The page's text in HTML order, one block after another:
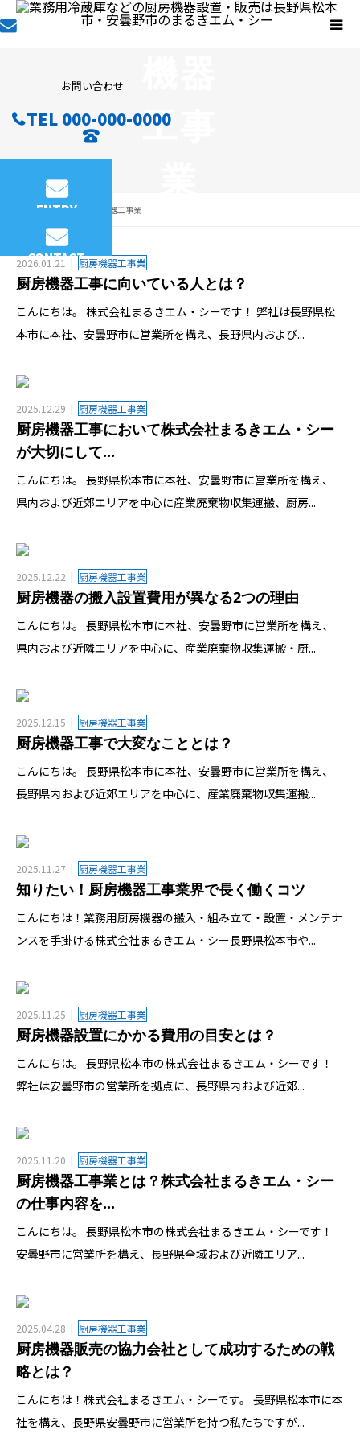
お問い合わせ
TEL 000-000-0000
ENTRY
CONTACT
厨房
工事
コラム 厨房機器工事業
2026.01.21 厨房機器工事業
厨房機器工事に向いている人とは？
こんにちは。 株式会社まるきエム・シーです！ 弊社は長野県松
本市に本社、安曇野市に営業所を構え、長野県内および...
2025.12.29 厨房機器工事業
厨房機器工事において株式会社まるきエム・シー
が大切にして...
こんにちは。 長野県松本市に本社、安曇野市に営業所を構え、
県内および近郊エリアを中心に産業廃棄物収集運搬、厨房...
2025.12.22 厨房機器工事業
厨房機器の搬入設置費用が異なる2つの理由
こんにちは。 長野県松本市に本社、安曇野市に営業所を構え、
県内および近隣エリアを中心に、産業廃棄物収集運搬・厨...
2025.12.15 厨房機器工事業
厨房機器工事で大変なこととは？
こんにちは。 長野県松本市に本社、安曇野市に営業所を構え、
長野県内および近郊エリアを中心に、産業廃棄物収集運搬...
2025.11.27 厨房機器工事業
知りたい！厨房機器工事業界で長く働くコツ
こんにちは！業務用厨房機器の搬入・組み立て・設置・メンテナ
ンスを手掛ける株式会社まるきエム・シー長野県松本市や...
2025.11.25 厨房機器工事業
厨房機器設置にかかる費用の目安とは？
こんにちは。 長野県松本市の株式会社まるきエム・シーです！
弊社は安曇野市の営業所を拠点に、長野県内および近郊...
2025.11.20 厨房機器工事業
厨房機器工事業とは？株式会社まるきエム・シー
の仕事内容を...
こんにちは。 長野県松本市の株式会社まるきエム・シーです！
安曇野市に営業所を構え、長野県全域および近隣エリア...
2025.04.28 厨房機器工事業
厨房機器販売の協力会社として成功するための戦
略とは？
こんにちは！株式会社まるきエム・シーです。 長野県松本市に本
社を構え、長野県安曇野市に営業所を持つ私たちですが...